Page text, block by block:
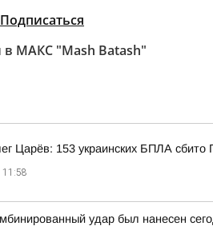
Подписаться
в МАКС "Mash Batash"
Царёв: 153 украинских БПЛА
11:58
удар был нанесен